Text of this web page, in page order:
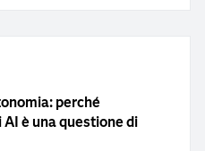
perché
è una questione di